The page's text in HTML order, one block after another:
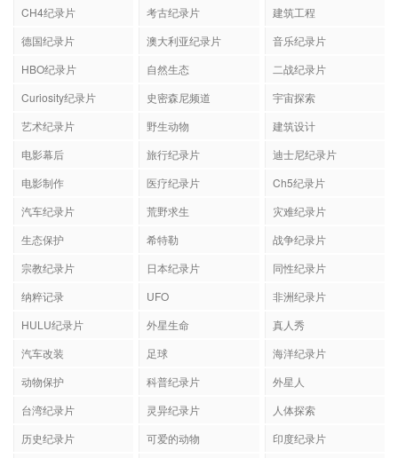
CH4纪录片
考古纪录片
建筑工程
德国纪录片
澳大利亚纪录片
音乐纪录片
HBO纪录片
自然生态
二战纪录片
Curiosity纪录片
史密森尼频道
宇宙探索
艺术纪录片
野生动物
建筑设计
电影幕后
旅行纪录片
迪士尼纪录片
电影制作
医疗纪录片
Ch5纪录片
汽车纪录片
荒野求生
灾难纪录片
生态保护
希特勒
战争纪录片
宗教纪录片
日本纪录片
同性纪录片
纳粹记录
UFO
非洲纪录片
HULU纪录片
外星生命
真人秀
汽车改装
足球
海洋纪录片
动物保护
科普纪录片
外星人
台湾纪录片
灵异纪录片
人体探索
历史纪录片
可爱的动物
印度纪录片